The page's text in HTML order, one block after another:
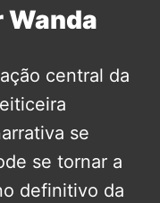
Wanda
central da
se
se tornar a
definitivo da